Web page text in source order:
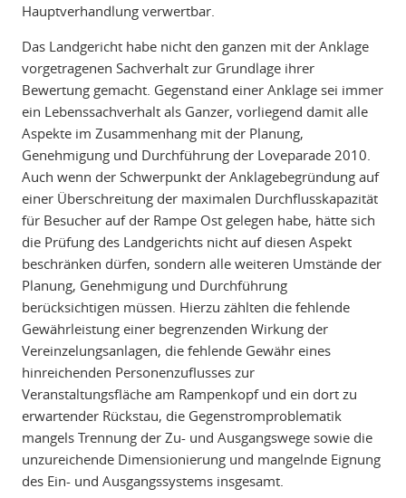
Hauptverhandlung verwertbar.
Das Landgericht habe nicht den ganzen mit der Anklage
vorgetragenen Sachverhalt zur Grundlage ihrer
Bewertung gemacht. Gegenstand einer Anklage sei immer
ein Lebenssachverhalt als Ganzer, vorliegend damit alle
Aspekte im Zusammenhang mit der Planung,
Genehmigung und Durchführung der Loveparade 2010.
Auch wenn der Schwerpunkt der Anklagebegründung auf
einer Überschreitung der maximalen Durchflusskapazität
für Besucher auf der Rampe Ost gelegen habe, hätte sich
die Prüfung des Landgerichts nicht auf diesen Aspekt
beschränken dürfen, sondern alle weiteren Umstände der
Planung, Genehmigung und Durchführung
berücksichtigen müssen. Hierzu zählten die fehlende
Gewährleistung einer begrenzenden Wirkung der
Vereinzelungsanlagen, die fehlende Gewähr eines
hinreichenden Personenzuflusses zur
Veranstaltungsfläche am Rampenkopf und ein dort zu
erwartender Rückstau, die Gegenstromproblematik
mangels Trennung der Zu- und Ausgangswege sowie die
unzureichende Dimensionierung und mangelnde Eignung
des Ein- und Ausgangssystems insgesamt.